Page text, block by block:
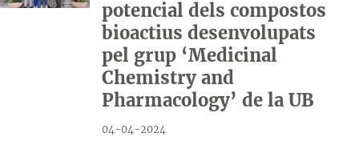
potencial dels compostos
bioactius desenvolupats
pel grup ‘Medicinal
Chemistry and
Pharmacology’ de la UB
04-04-2024